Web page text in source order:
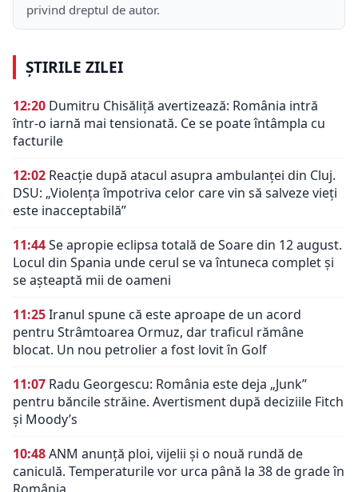
privind dreptul de autor.
ȘTIRILE ZILEI
12:20 Dumitru Chisăliță avertizează: România intră
într-o iarnă mai tensionată. Ce se poate întâmpla cu
facturile
12:02 Reacție după atacul asupra ambulanței din Cluj.
DSU: „Violența împotriva celor care vin să salveze vieți
este inacceptabilă”
11:44Se apropie eclipsa totală de Soare din 12 august.
Locul din Spania unde cerul se va întuneca complet și
se așteaptă mii de oameni
11:25Iranul spune că este aproape de un acord
pentru Strâmtoarea Ormuz, dar traficul rămâne
blocat. Un nou petrolier a fost lovit în Golf
11:07 Radu Georgescu: România este deja „Junk”
pentru băncile străine. Avertisment după deciziile Fitch
și Moody’s
10:48ANM anunță ploi, vijelii și o nouă rundă de
caniculă. Temperaturile vor urca până la 38 de grade în
România